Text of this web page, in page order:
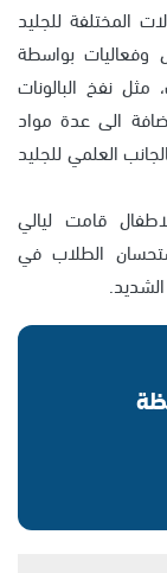
المختلفة للجليد
وفعاليات بواسطة
مثل نفخ البالونات
الى عدة مواد
العلمي للجليد
قامت ليالي
الطلاب في